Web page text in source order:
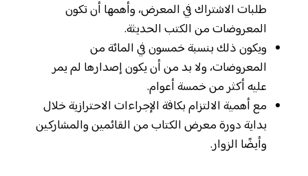
طلبات الاشتراك في المعرض، وأهمها أن تكون
المعروضات من الكتب الحديثة.
ويكون ذلك بنسبة خمسون في المائة من
المعروضات، ولا بد من أن يكون إصدارها لم يمر
عليه أكثر من خمسة أعوام.
مع أهمية الالتزام بكافة الإجراءات الاحترازية خلال
بداية دورة معرض الكتاب من القائمين والمشاركين
وأيضًا الزوار.